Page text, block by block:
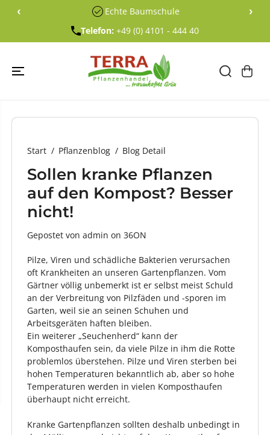
EN SIE ZU
‹ Echte Baumschule ›
Telefon: +49 (0) 4101 - 444 40
Start Pflanzenblog Blog Detail
Sollen kranke Pflanzen
auf den Kompost? Besser
nicht!
Gepostet von admin on 36ON
Pilze, Viren und schädliche Bakterien verursachen
oft Krankheiten an unseren Gartenpflanzen. Vom
Gärtner völlig unbemerkt ist er selbst meist Schuld
an der Verbreitung von Pilzfäden und -sporen im
Garten, weil sie an seinen Schuhen und
Arbeitsgeräten haften bleiben.
Ein weiterer „Seuchenherd“ kann der
Komposthaufen sein, da viele Pilze in ihm die Rotte
problemlos überstehen. Pilze und Viren sterben bei
hohen Temperaturen bekanntlich ab, aber so hohe
Temperaturen werden in vielen Komposthaufen
überhaupt nicht erreicht.
Kranke Gartenpflanzen sollten deshalb unbedingt in